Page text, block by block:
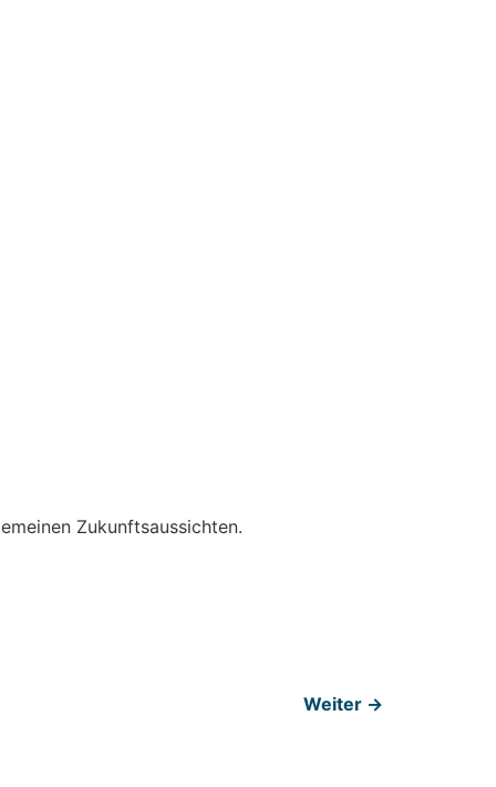
Zukunfts­aus­sich­ten.
Weiter →